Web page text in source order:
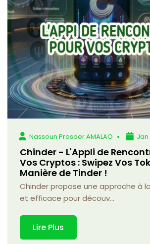
Nassoun Prosper AMALAO Jan
Chinder - L'Appli de
Vos Cryptos : Swipez Vos
Manière de Tinder !
Chinder propose une approche à
et efficace pour découv...
Lire Plus